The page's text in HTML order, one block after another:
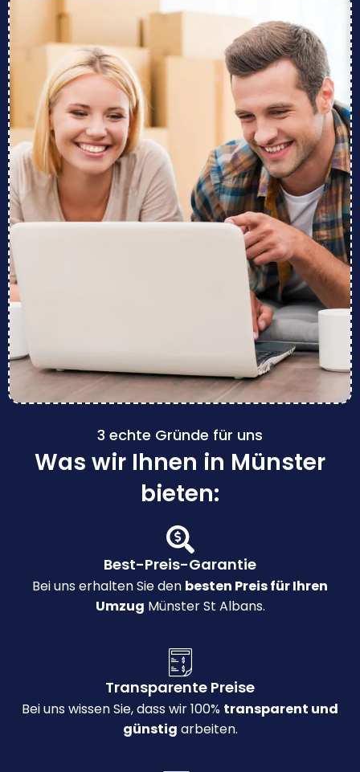
3 echte Gründe für uns
Was wir Ihnen in Münster
bieten:
Best-Preis-Garantie
Bei uns erhalten Sie den besten Preis für Ihren
Umzug Münster St Albans.
Transparente Preise
Bei uns wissen Sie, dass wir 100% transparent und
günstig arbeiten.